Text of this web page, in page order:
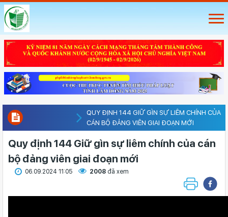
QUY ĐỊNH 144 GIỮ GÌN SỰ LIÊM CHÍNH CỦA
CÁN BỘ ĐẢNG VIÊN GIAI ĐOẠN MỚI
Quy định 144 Giữ gìn sự liêm chính của cán
bộ đảng viên giai đoạn mới
06.09.2024 11:05 2008 đã xem